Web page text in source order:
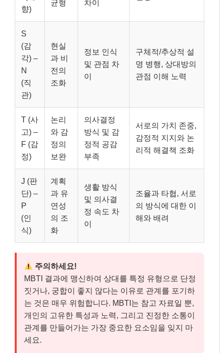
향)
균형 차이
S
(감
각) –
N
(직
관)
현실
과 비
전의
조화
정보 인식
및 관점 차
이
구체적/추상적 설
명 병행, 상대방의
관점 이해 노력
T (사
고) –
F (감
정)
논리
와 감
정의
보완
의사결정
방식 및 감
정적 공감
부족
서로의 가치 존중,
감정적 지지와 논
리적 해결책 조화
J (판
단) –
P
(인
식)
계획
과 유
연성
의 조
화
생활 방식
및 의사결
정 속도 차
이
조율과 타협, 서로
의 방식에 대한 이
해와 배려
주의하세요!
MBTI 결과에 맹신하여 상대를 특정 유형으로 단정
짓거나, 궁합이 좋지 않다는 이유로 관계를 포기하
는 것은 매우 위험합니다. MBTI는 참고 자료일 뿐,
개인의 고유한 특성과 노력, 그리고 진정한 소통이
관계를 만들어가는 가장 중요한 요소임을 잊지 마
세요.